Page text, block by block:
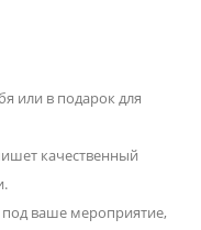
или в подарок для
качественный
под ваше мероприятие,